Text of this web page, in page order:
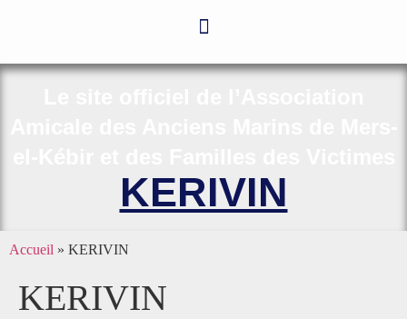
KERIVIN
Accueil » KERIVIN
KERIVIN